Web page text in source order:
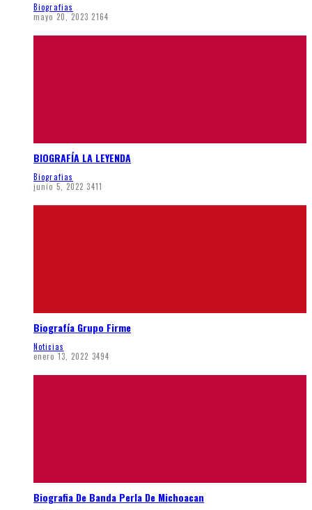
Biografias
mayo 20, 2023 2164
BIOGRAFÍA LA LEYENDA
Biografias
junio 5, 2022 3411
Biografía Grupo Firme
Noticias
enero 13, 2022 3494
Biografia De Banda Perla De Michoacan